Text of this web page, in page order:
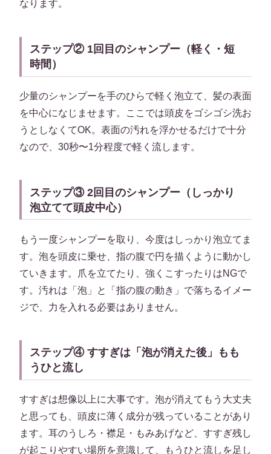
なります。
ステップ② 1回目のシャンプー（軽く・短
時間）
少量のシャンプーを手のひらで軽く泡立て、髪の表面
を中心になじませます。ここでは頭皮をゴシゴシ洗お
うとしなくてOK。表面の汚れを浮かせるだけで十分
なので、30秒〜1分程度で軽く流します。
ステップ③ 2回目のシャンプー（しっかり
泡立てて頭皮中心）
もう一度シャンプーを取り、今度はしっかり泡立てま
す。泡を頭皮に乗せ、指の腹で円を描くように動かし
ていきます。爪を立てたり、強くこすったりはNGで
す。汚れは「泡」と「指の腹の動き」で落ちるイメー
ジで、力を入れる必要はありません。
ステップ④ すすぎは「泡が消えた後」もも
うひと流し
すすぎは想像以上に大事です。泡が消えてもう大丈夫
と思っても、頭皮に薄く成分が残っていることがあり
ます。耳のうしろ・襟足・もみあげなど、すすぎ残し
が起こりやすい場所を意識して、もうひと流しを足し